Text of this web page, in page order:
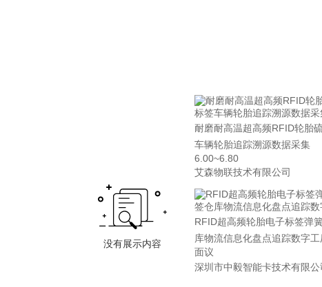
耐磨耐高温超高频RFID轮胎
车辆轮胎追踪溯源数据采集
6.00~6.80
艾森物联技术有限公司
RFID超高频轮胎电子标签弹
库物流信息化盘点追踪数字工
面议
深圳市中毅智能卡技术有限公